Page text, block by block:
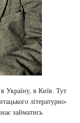
Україну, в Київ. Тут
літературно-
займатись